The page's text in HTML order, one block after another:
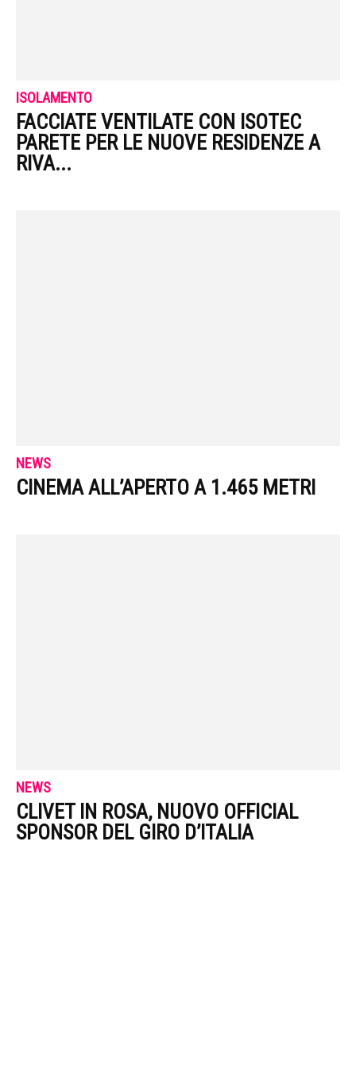
ISOLAMENTO
FACCIATE VENTILATE CON ISOTEC
PARETE PER LE NUOVE RESIDENZE A
RIVA...
NEWS
CINEMA ALL’APERTO A 1.465 METRI
NEWS
CLIVET IN ROSA, NUOVO OFFICIAL
SPONSOR DEL GIRO D’ITALIA